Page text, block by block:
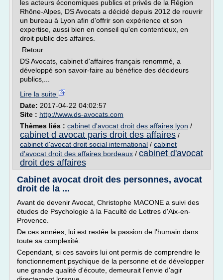
les acteurs économiques publics et privés de la Région
Rhône-Alpes, DS Avocats a décidé depuis 2012 de rouvrir
un bureau à Lyon afin d'offrir son expérience et son
expertise, aussi bien en conseil qu'en contentieux, en
droit public des affaires.
Retour
DS Avocats, cabinet d'affaires français renommé, a
développé son savoir-faire au bénéfice des décideurs
publics,...
Lire la suite
Date: 2017-04-22 04:02:57
Site : http://www.ds-avocats.com
Thèmes liés : cabinet d'avocat droit des affaires lyon /
cabinet d avocat paris droit des affaires /
cabinet d'avocat droit social international / cabinet
d'avocat droit des affaires bordeaux / cabinet d'avocat
droit des affaires
Cabinet avocat droit des personnes, avocat
droit de la ...
Avant de devenir Avocat, Christophe MACONE a suivi des
études de Psychologie à la Faculté de Lettres d'Aix-en-
Provence.
De ces années, lui est restée la passion de l'humain dans
toute sa complexité.
Cependant, si ces savoirs lui ont permis de comprendre le
fonctionnement psychique de la personne et de développer
une grande qualité d'écoute, demeurait l'envie d'agir